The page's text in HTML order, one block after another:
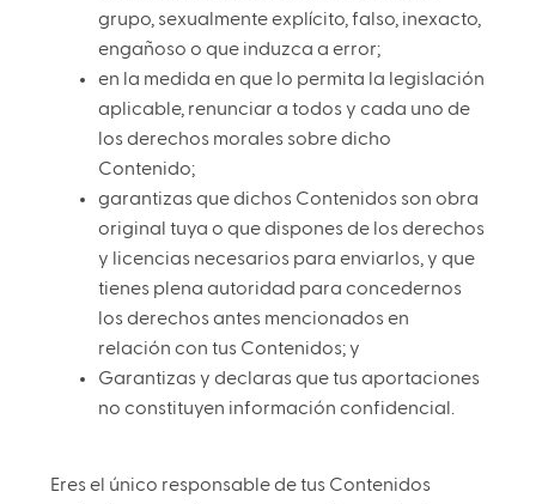
grupo, sexualmente explícito, falso, inexacto,
engañoso o que induzca a error;
en la medida en que lo permita la legislación
aplicable, renunciar a todos y cada uno de
los derechos morales sobre dicho
Contenido;
garantizas que dichos Contenidos son obra
original tuya o que dispones de los derechos
y licencias necesarios para enviarlos, y que
tienes plena autoridad para concedernos
los derechos antes mencionados en
relación con tus Contenidos; y
Garantizas y declaras que tus aportaciones
no constituyen información confidencial.
Eres el único responsable de tus Contenidos